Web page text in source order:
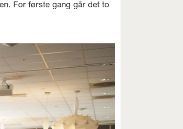
For første gang går det to